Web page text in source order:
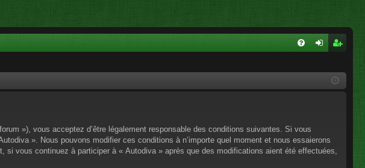
cri
»), vous acceptez d’être légalement responsable des conditions suivantes. Si vous
». Nous pouvons modifier ces conditions à n’importe quel moment et nous essaierons
vous continuez à participer à « Autodiva » après que des modifications aient été effectuées,